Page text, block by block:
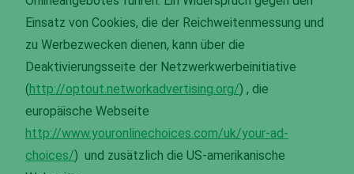
Einsatz von Cookies, die der Reichweitenmessung und
zu Werbezwecken dienen, kann über die
Deaktivierungsseite der Netzwerkwerbeinitiative
(http://optout.networkadvertising.org/) , die
europäische Webseite
http://www.youronlinechoices.com/uk/your-ad-
choices/) und zusätzlich die US-amerikanische